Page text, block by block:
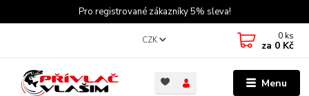
Pro registrované zákazníky 5% sleva!
Menu
CZK 0 ks
za 0 Kč